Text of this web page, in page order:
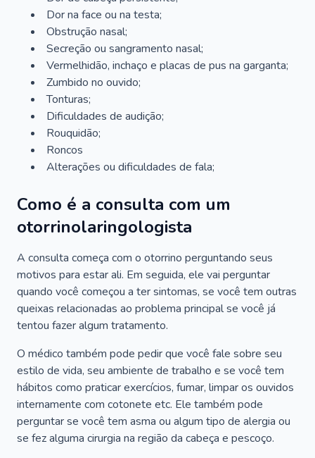
Dor na face ou na testa;
Obstrução nasal;
Secreção ou sangramento nasal;
Vermelhidão, inchaço e placas de pus na garganta;
Zumbido no ouvido;
Tonturas;
Dificuldades de audição;
Rouquidão;
Roncos
Alterações ou dificuldades de fala;
Como é a consulta com um
otorrinolaringologista
A consulta começa com o otorrino perguntando seus
motivos para estar ali. Em seguida, ele vai perguntar
quando você começou a ter sintomas, se você tem outras
queixas relacionadas ao problema principal se você já
tentou fazer algum tratamento.
O médico também pode pedir que você fale sobre seu
estilo de vida, seu ambiente de trabalho e se você tem
hábitos como praticar exercícios, fumar, limpar os ouvidos
internamente com cotonete etc. Ele também pode
perguntar se você tem asma ou algum tipo de alergia ou
se fez alguma cirurgia na região da cabeça e pescoço.